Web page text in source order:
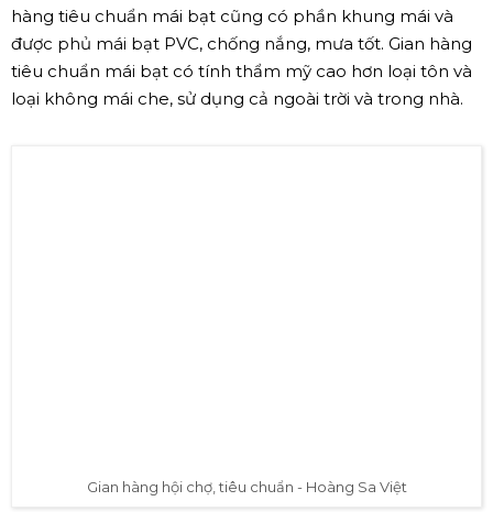
hàng tiêu chuẩn mái bạt cũng có phần khung mái và
được phủ mái bạt PVC, chống nắng, mưa tốt. Gian hàng
tiêu chuẩn mái bạt có tính thẩm mỹ cao hơn loại tôn và
loại không mái che, sử dụng cả ngoài trời và trong nhà.
Gian hàng hội chợ, tiêu chuẩn - Hoàng Sa Việt